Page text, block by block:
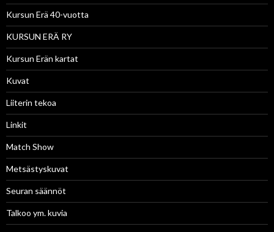
Kursun Erä 40-vuotta
KURSUN ERÄ RY
Kursun Erän kartat
Kuvat
Liiterin tekoa
Linkit
Match Show
Metsästyskuvat
Seuran säännöt
Talkoo ym. kuvia